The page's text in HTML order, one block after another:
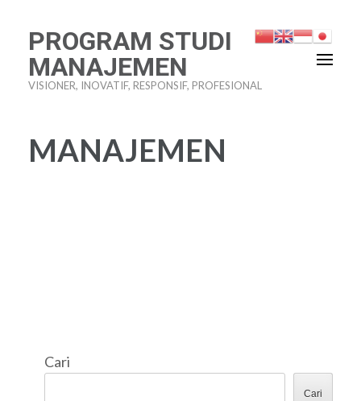
PROGRAM STUDI
MANAJEMEN
VISIONER, INOVATIF, RESPONSIF, PROFESIONAL
MANAJEMEN
Cari
Cari